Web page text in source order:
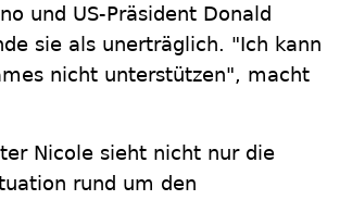
und US-Präsident Donald
sie als unerträglich. "Ich kann
nicht unterstützen", macht
Nicole sieht nicht nur die
rund um den